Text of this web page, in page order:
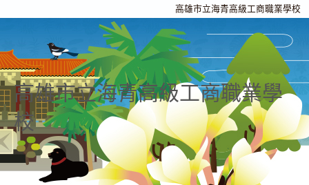
高雄市立海青高級工商職業學校
高雄市立海青高級工商職業學
校